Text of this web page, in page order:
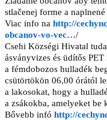
stlačenej forme a
Viac info na http://
obcanov-vo-vec…/
Csehi Községi Hivatal
ásványvizes és üdítős
a fémdobozos hulladék
csütörtökön 06,00 órától
a lakosokat, hogy a
a zsákokba, amelyeket be
Bővebb infó http://